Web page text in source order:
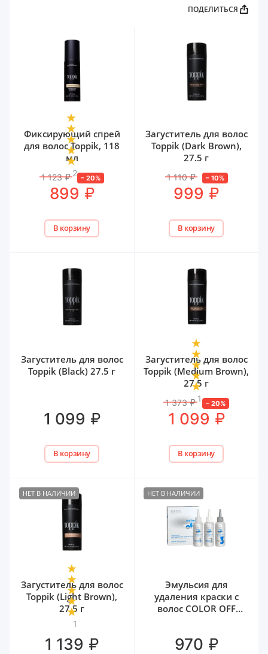
ПОДЕЛИТЬСЯ
2
Фиксирующий спрей
для волос Toppik, 118
мл
1 123 ₽ – 20%
899 ₽
В корзину
Загуститель для волос
Toppik (Dark Brown),
27.5 г
1 110 ₽ – 10%
999 ₽
В корзину
Загуститель для волос
Toppik (Black) 27.5 г
1 099 ₽
В корзину
1
Загуститель для волос
Toppik (Medium Brown),
27.5 г
1 373 ₽ – 20%
1 099 ₽
В корзину
НЕТ В НАЛИЧИИ
1
Загуститель для волос
Toppik (Light Brown),
27.5 г
1 139 ₽
НЕТ В НАЛИЧИИ
Эмульсия для
удаления краски с
волос COLOR OFF
970 ₽